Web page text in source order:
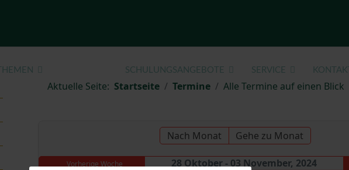
THEMEN SCHULUNGSANGEBOTE SERVICE KONTAKT
Aktuelle Seite: Startseite Termine Alle Termine auf einen Blick
Nach Monat Gehe zu Monat
Vorherige Woche 28 Oktober - 03 November, 2024